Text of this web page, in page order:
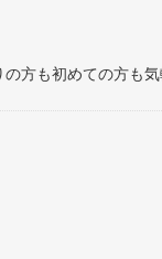
方も初めての方も